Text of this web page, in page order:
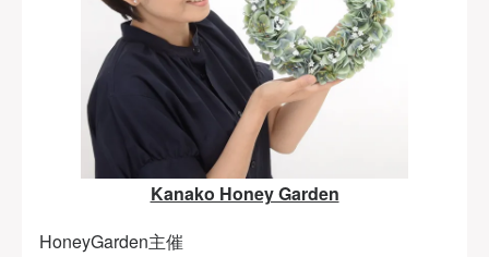
Kanako Honey Garden
HoneyGarden主催